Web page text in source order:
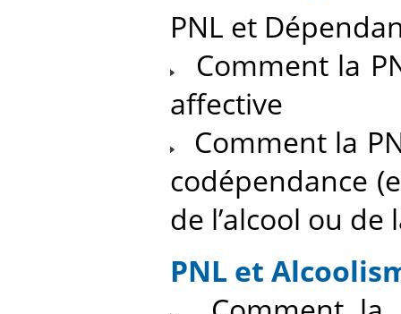
PNL et
Comment la
affective
Comment la
codépendance
de l’alcool ou de
PNL et